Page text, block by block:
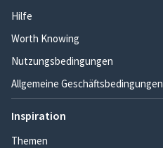
Hilfe
Worth Knowing
Nutzungsbedingungen
Allgemeine Geschäftsbedingungen
Inspiration
Themen